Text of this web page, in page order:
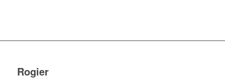
Rogier